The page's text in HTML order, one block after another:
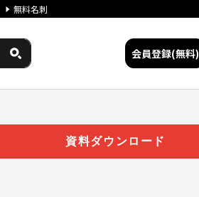
無料名刺
会員登録(無料)
資料ダウンロード